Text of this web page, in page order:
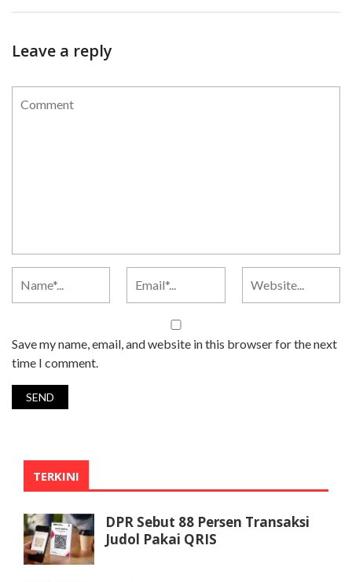
Leave a reply
Save my name, email, and website in this browser for the next
time I comment.
TERKINI
DPR Sebut 88 Persen Transaksi
Judol Pakai QRIS